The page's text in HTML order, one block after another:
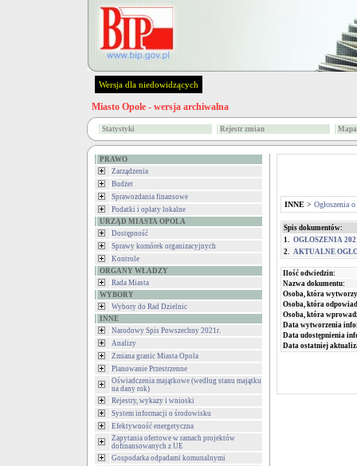
Wersja dla niedowidzących
Miasto Opole - wersja archiwalna
Statystyki Rejestr zmian
PRAWO
Zarządzenia
Budżet
Sprawozdania finansowe
Podatki i opłaty lokalne
URZĄD MIASTA OPOLA
Dostępność
Sprawy komórek organizacyjnych
Kontrole
ORGANY WŁADZY
Rada Miasta
WYBORY
Wybory do Rad Dzielnic
INNE
Narodowy Spis Powszechny 2021r.
Analizy
Zmiana granic Miasta Opola
Planowanie Przestrzenne
Oświadczenia majątkowe (według stanu majątku
na dany rok)
Rejestry, wykazy i wnioski
System informacji o środowisku
Efektywność energetyczna
Zapytania ofertowe w ramach projektów
dofinansowanych z UE
Gospodarka odpadami komunalnymi
INNE > Ogłoszenia
Spis dokumentów:
1. OGŁOSZENIA
2. AKTUALNE
Ilość odwiedzin:
Nazwa dokumentu:
Osoba, która
Osoba, która
Osoba, która
Data wytworzenia
Data udostępnienia
Data ostatniej